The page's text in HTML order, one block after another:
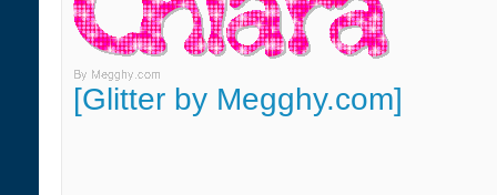
[Glitter by Megghy.com]